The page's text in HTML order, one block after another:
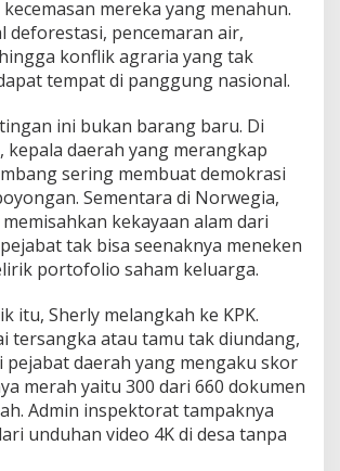
mereka yang menahun.
deforestasi, pencemaran air,
konflik agraria yang tak
tempat di panggung nasional.
ini bukan barang baru. Di
kepala daerah yang merangkap
sering membuat demokrasi
Sementara di Norwegia,
kekayaan alam dari
tak bisa seenaknya meneken
portofolio saham keluarga.
itu, Sherly melangkah ke KPK.
tersangka atau tamu tak diundang,
pejabat daerah yang mengaku skor
merah yaitu 300 dari 660 dokumen
Admin inspektorat tampaknya
unduhan video 4K di desa tanpa